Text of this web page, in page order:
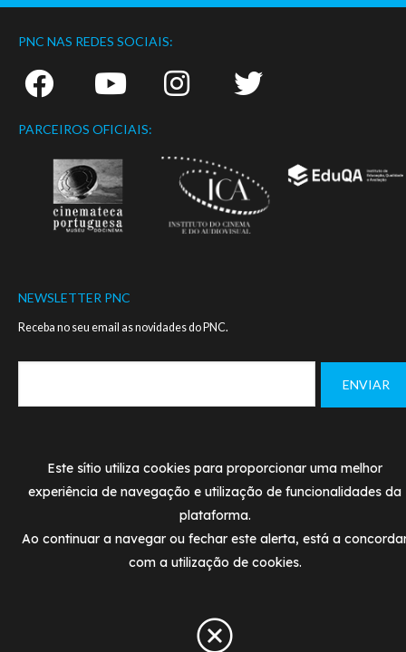
PNC NAS REDES SOCIAIS:
PARCEIROS OFICIAIS:
NEWSLETTER PNC
Receba no seu email as novidades do PNC.
menu
MANUAL DE NORMAS - LOGO PNC CONTACTOS
POLÍTICA DE PRIVACIDADE
© PNC 2020
Designed and developed by SIMBIOSE
Este sítio utiliza cookies para proporcionar uma melhor
experiência de navegação e utilização de funcionalidades da
plataforma.
Ao continuar a navegar ou fechar este alerta, está a
com a utilização de cookies.